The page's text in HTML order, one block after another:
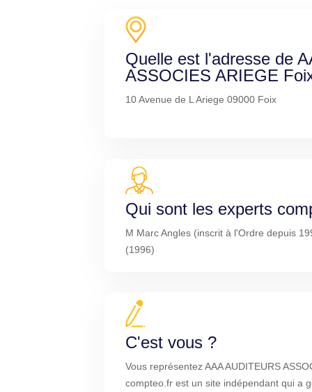
Quelle est l'adresse de
ASSOCIES ARIEGE
10 Avenue de L Ariege 09000 Foix
Qui sont les experts
M Marc Angles (inscrit à l'Ordre depuis
(1996)
C'est vous ?
Vous représentez AAA AUDITEURS
compteo.fr est un site indépendant qui a